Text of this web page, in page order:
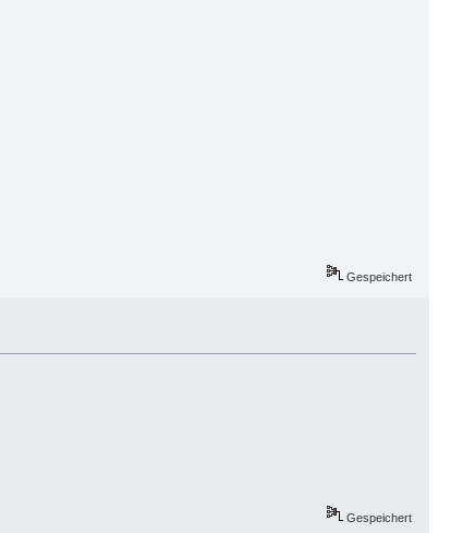
Gespeichert
Gespeichert